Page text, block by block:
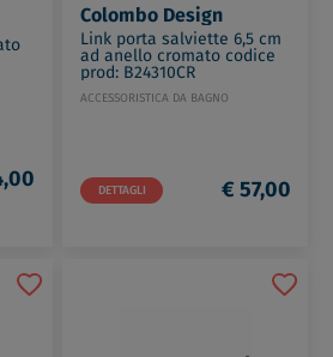
Colombo Design
Link porta salviette 6,5 cm
ad anello cromato codice
prod: B24310CR
ACCESSORISTICA DA BAGNO
DETTAGLI € 57,00